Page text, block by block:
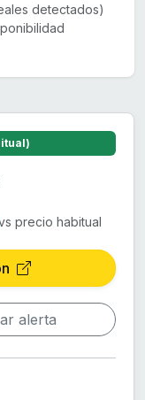
detectados)
precio habitual
alerta